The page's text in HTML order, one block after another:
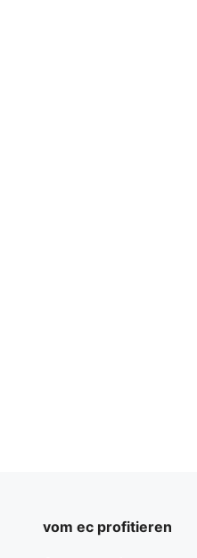
vom ec profitieren